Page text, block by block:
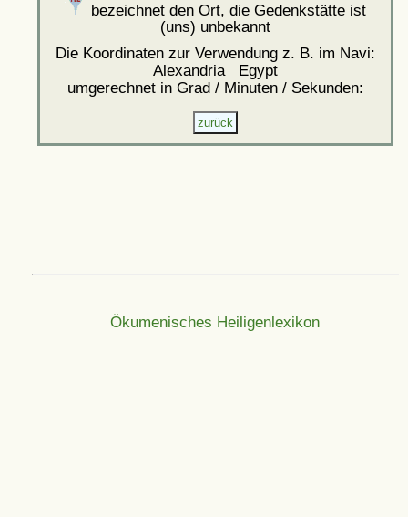
bezeichnet den Ort, die Gedenkstätte ist
(uns) unbekannt
Die Koordinaten zur Verwendung z. B. im Navi:
Alexandria Egypt
umgerechnet in Grad / Minuten / Sekunden:
Ökumenisches Heiligenlexikon